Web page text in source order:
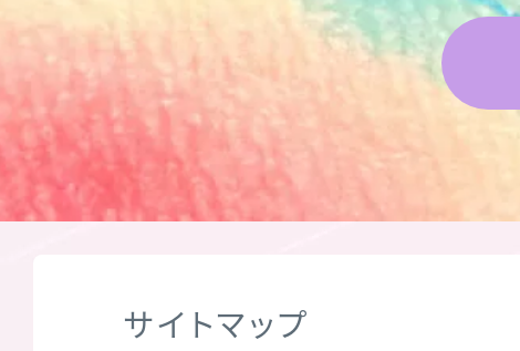
サイトマップ